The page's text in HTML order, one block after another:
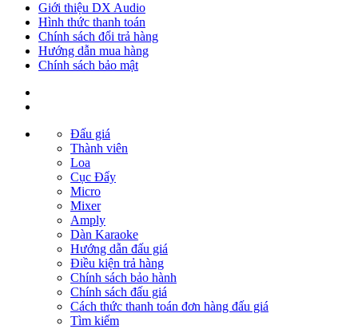
Giới thiệu DX Audio
Hình thức thanh toán
Chính sách đổi trả hàng
Hướng dẫn mua hàng
Chính sách bảo mật
Đấu giá
Thành viên
Loa
Cục Đẩy
Micro
Mixer
Amply
Dàn Karaoke
Hướng dẫn đấu giá
Điều kiện trả hàng
Chính sách bảo hành
Chính sách đấu giá
Cách thức thanh toán đơn hàng đấu giá
Tìm kiếm